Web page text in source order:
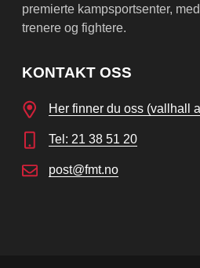
premierte kampsportsenter,
trenere og fightere.
KONTAKT OSS
Her finner du oss (vallhall
Tel: 21 38 51 20
post@fmt.no